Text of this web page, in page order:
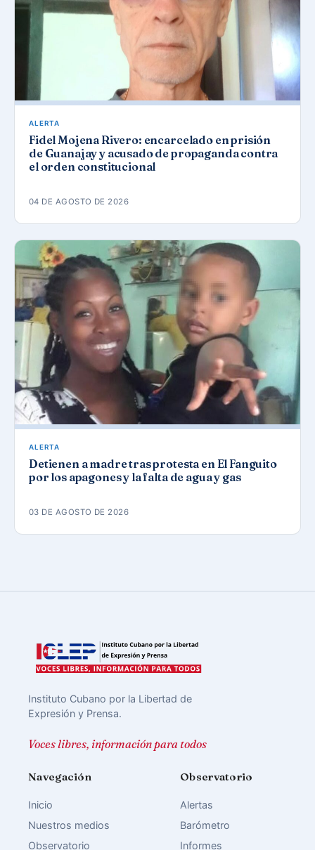
ALERTA
Fidel Mojena Rivero: encarcelado en prisión
de Guanajay y acusado de propaganda contra
el orden constitucional
04 DE AGOSTO DE 2026
ALERTA
Detienen a madre tras protesta en El Fanguito
por los apagones y la falta de agua y gas
03 DE AGOSTO DE 2026
Instituto Cubano por la Libertad de
Expresión y Prensa.
Voces libres, información para todos
Navegación
Inicio
Nuestros medios
Observatorio
Observatorio
Alertas
Barómetro
Informes